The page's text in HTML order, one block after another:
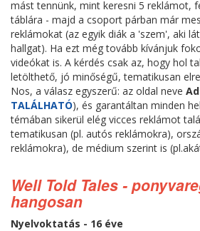
mást tennünk, mint keresni 5 reklámot,
táblára - majd a csoport párban már
reklámokat (az egyik diák a 'szem', aki
hallgat). Ha ezt még tovább kívánjuk
videókat is. A kérdés csak az, hogy hol
letölthető, jó minőségű, tematikusan
Nos, a válasz egyszerű: az oldal neve
TALÁLHATÓ), és garantáltan minden
témában sikerül elég vicces reklámot
tematikusan (pl. autós reklámokra),
reklámokra), de médium szerint is
Well Told Tales -
hangosan
Nyelvoktatás - 16 éve